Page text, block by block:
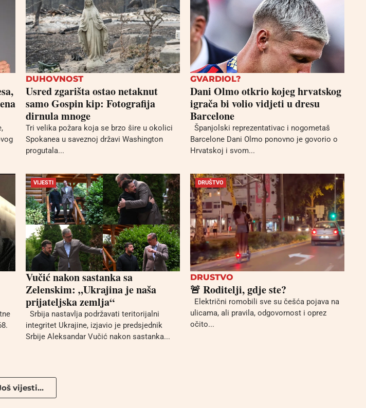
DUHOVNOST
Usred zgarišta ostao netaknut
samo Gospin kip: Fotografija
dirnula mnoge
Tri velika požara koja se brzo šire u okolici
Spokanea u saveznoj državi Washington
progutala...
GVARDIOL?
Dani Olmo otkrio kojeg hrvatskog
igrača bi volio vidjeti u dresu
Barcelone
Španjolski reprezentativac i nogometaš
Barcelone Dani Olmo ponovno je govorio o
Hrvatskoj i svom...
VIJESTI
Vučić nakon sastanka sa
Zelenskim: „Ukrajina je naša
prijateljska zemlja“
Srbija nastavlja podržavati teritorijalni
integritet Ukrajine, izjavio je predsjednik
Srbije Aleksandar Vučić nakon sastanka...
DRUŠTVO
DRUSTVO
🚨 Roditelji, gdje ste?
Električni romobili sve su češća pojava na
ulicama, ali pravila, odgovornost i oprez
očito...
vijesti...